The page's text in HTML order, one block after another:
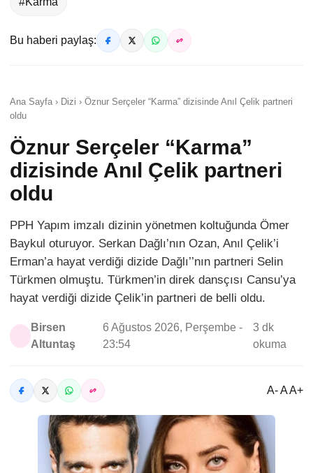
Bu haberi paylaş:
Ana Sayfa › Dizi › Öznur Serçeler “Karma” dizisinde Anıl Çelik partneri
oldu
Öznur Serçeler “Karma”
dizisinde Anıl Çelik partneri
oldu
PPH Yapım imzalı dizinin yönetmen koltuğunda Ömer
Baykul oturuyor. Serkan Dağlı’nın Ozan, Anıl Çelik’i
Erman’a hayat verdiği dizide Dağlı’’nın partneri Selin
Türkmen olmuştu. Türkmen’in direk dansçısı Cansu’ya
hayat verdiği dizide Çelik’in partneri de belli oldu.
Birsen
Altuntaş
6 Ağustos 2026, Perşembe -
23:54
3 dk
okuma
A- A A+